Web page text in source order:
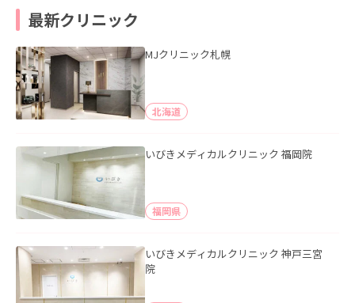
最新クリニック
MJクリニック札幌
北海道
いびきメディカルクリニック 福岡院
福岡県
いびきメディカルクリニック 神戸三宮
院